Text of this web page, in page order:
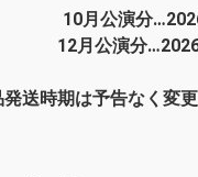
10月公演分
12月公演分
送時期は予告なく変